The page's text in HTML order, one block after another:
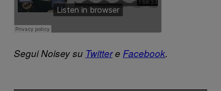
Segui Noisey su Twittere Facebook.